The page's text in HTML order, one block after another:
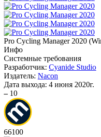
Pro Cycling Manager 2020 (
Инфо
Системные требования
Разработчик: Cyanide Studio
Издатель: Nacon
Дата выхода: 4 июня 2020г.
– 10
66100